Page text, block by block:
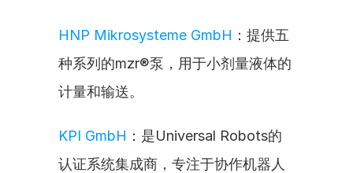
HNP Mikrosysteme GmbH ：提供五
种系列的mzr®泵，用于小剂量液体的
计量和输送。
KPI GmbH ：是Universal Robots的
认证系统集成商，专注于协作机器人